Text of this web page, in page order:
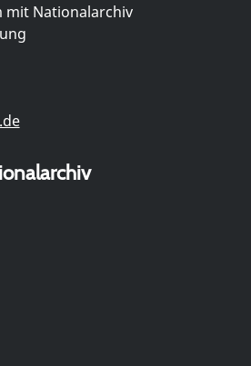
mit Nationalarchiv